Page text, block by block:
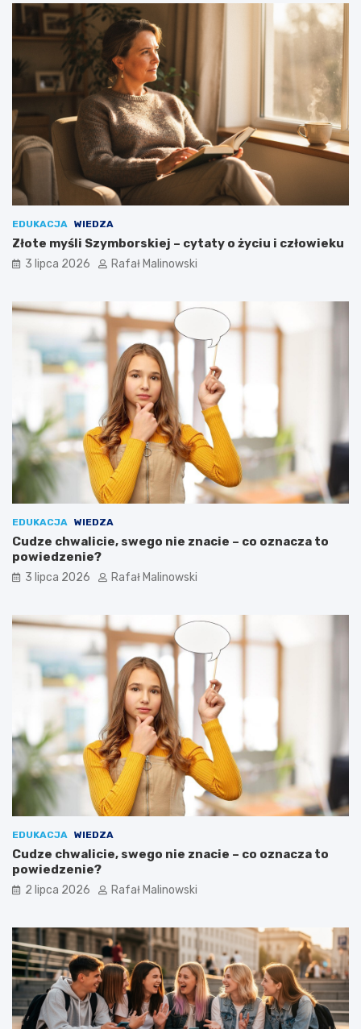
EDUKACJA WIEDZA
Złote myśli Szymborskiej – cytaty o życiu i człowieku
3 lipca 2026 Rafał Malinowski
EDUKACJA WIEDZA
Cudze chwalicie, swego nie znacie – co oznacza to
powiedzenie?
3 lipca 2026 Rafał Malinowski
EDUKACJA WIEDZA
Cudze chwalicie, swego nie znacie – co oznacza to
powiedzenie?
2 lipca 2026 Rafał Malinowski